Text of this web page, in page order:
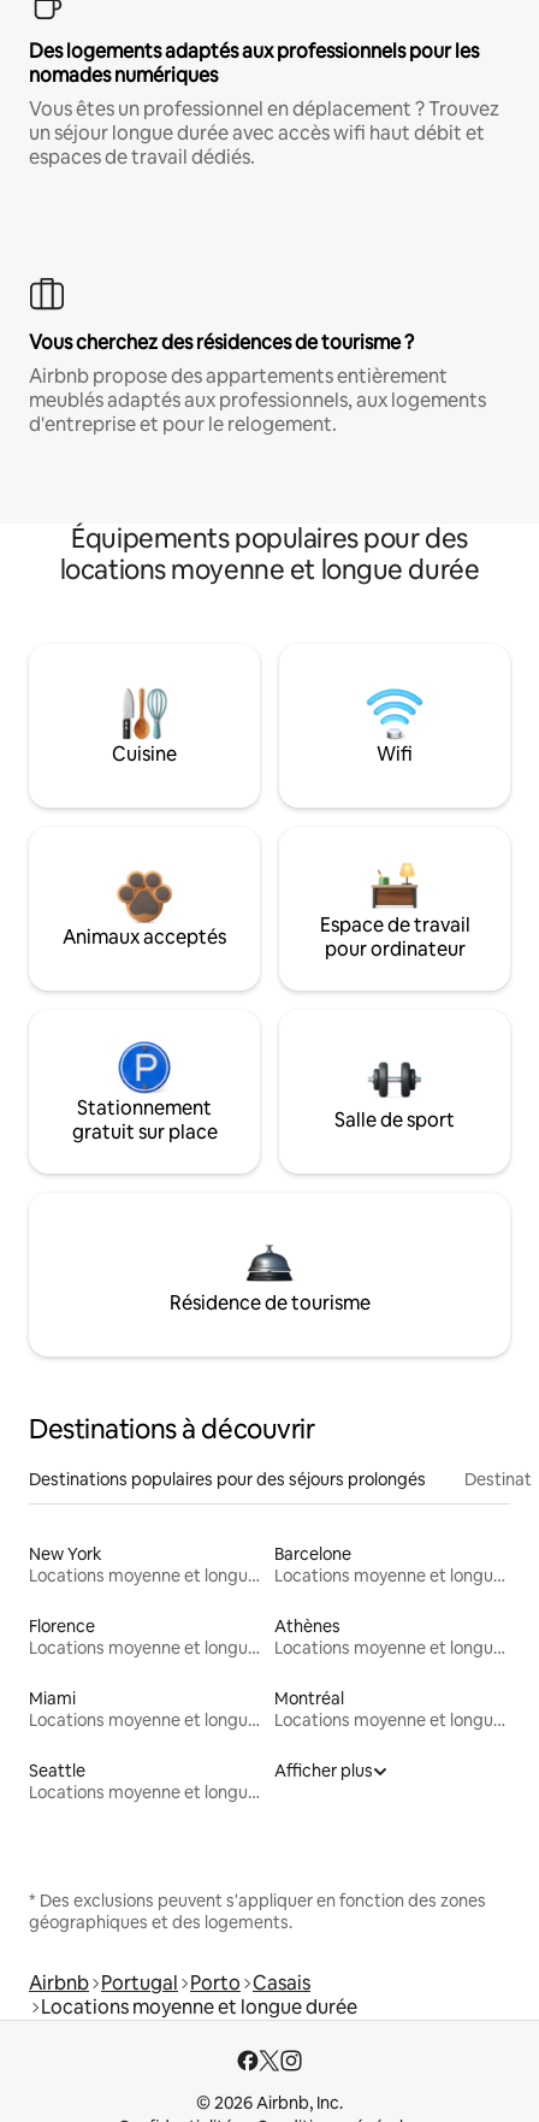
Des logements adaptés aux professionnels pour les
nomades numériques
Vous êtes un professionnel en déplacement ? Trouvez
un séjour longue durée avec accès wifi haut débit et
espaces de travail dédiés.
Vous cherchez des résidences de tourisme ?
Airbnb propose des appartements entièrement
meublés adaptés aux professionnels, aux logements
d'entreprise et pour le relogement.
Équipements populaires pour des
locations moyenne et longue durée
Cuisine Wifi
Animaux acceptés
Espace de travail
pour ordinateur
Stationnement
gratuit sur place
Salle de sport
Résidence de tourisme
Destinations à découvrir
Destinations populaires pour des séjours prolongés
New York
Locations moyenne et longue durée
Barcelone
Locations moyenne et longue durée
Florence
Locations moyenne et longue durée
Athènes
Locations moyenne et longue durée
Miami
Locations moyenne et longue durée
Montréal
Locations moyenne et longue durée
Seattle
Locations moyenne et longue durée
Afficher plus
* Des exclusions peuvent s'appliquer en fonction des zones
géographiques et des logements.
Airbnb Portugal Porto Casais
Locations moyenne et longue durée
© 2026 Airbnb, Inc.